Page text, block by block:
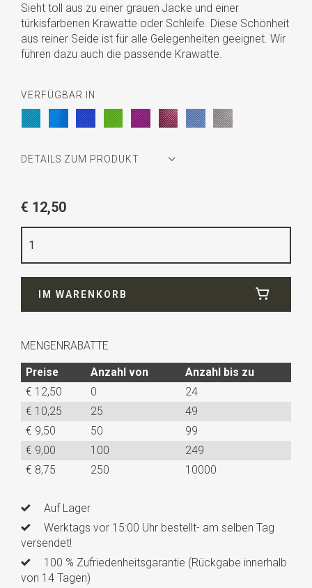
Sieht toll aus zu einer grauen Jacke und einer
türkisfarbenen Krawatte oder Schleife. Diese Schönheit
aus reiner Seide ist für alle Gelegenheiten geeignet. Wir
führen dazu auch die passende Krawatte.
VERFÜGBAR IN
DETAILS ZUM PRODUKT
Farbe
Qualität
Länge 25 cm
€ 12,50
IM WARENKORB
MENGENRABATTE
Preise
Anzahl von
Anzahl bis zu
€ 12,50
0
24
€ 10,25
25
49
€ 9,50
50
99
€ 9,00
100
249
€ 8,75
250 10000
Auf Lager
Werktags vor 15:00 Uhr bestellt- am selben Tag
versendet!
100 % Zufriedenheitsgarantie (Rückgabe innerhalb
von 14 Tagen)